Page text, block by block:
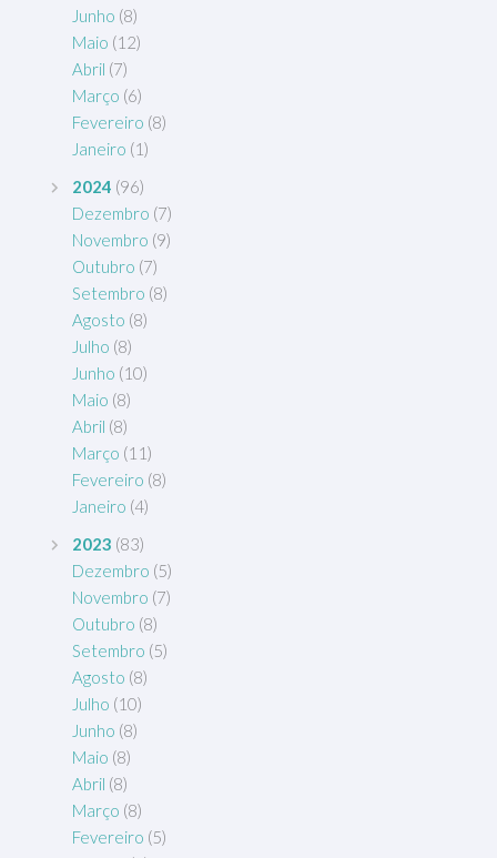
Junho (8)
Maio (12)
Abril (7)
Março (6)
Fevereiro (8)
Janeiro (1)
2024 (96)
Dezembro (7)
Novembro (9)
Outubro (7)
Setembro (8)
Agosto (8)
Julho (8)
Junho (10)
Maio (8)
Abril (8)
Março (11)
Fevereiro (8)
Janeiro (4)
2023 (83)
Dezembro (5)
Novembro (7)
Outubro (8)
Setembro (5)
Agosto (8)
Julho (10)
Junho (8)
Maio (8)
Abril (8)
Março (8)
Fevereiro (5)